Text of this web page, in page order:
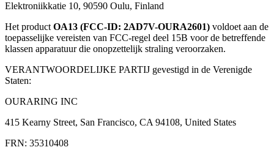
Elektroniikkatie 10, 90590 Oulu, Finland
Het product OA13 (FCC-ID: 2AD7V-OURA2601) voldoet aan de
toepasselijke vereisten van FCC-regel deel 15B voor de betreffende
klassen apparatuur die onopzettelijk straling veroorzaken.
VERANTWOORDELIJKE PARTIJ gevestigd in de Verenigde
Staten:
OURARING INC
415 Kearny Street, San Francisco, CA 94108, United States
FRN: 35310408